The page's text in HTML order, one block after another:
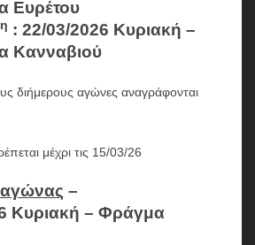
Ευρέτου
η : 22/03/2026 Κυριακή –
Κανναβιού
διήμερους αγώνες αναγράφονται
μέχρι τις 15/03/26
–
Κυριακή – Φράγμα